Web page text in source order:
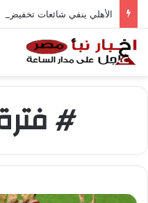
الأهلي ينفي شائعات تخفيض
#